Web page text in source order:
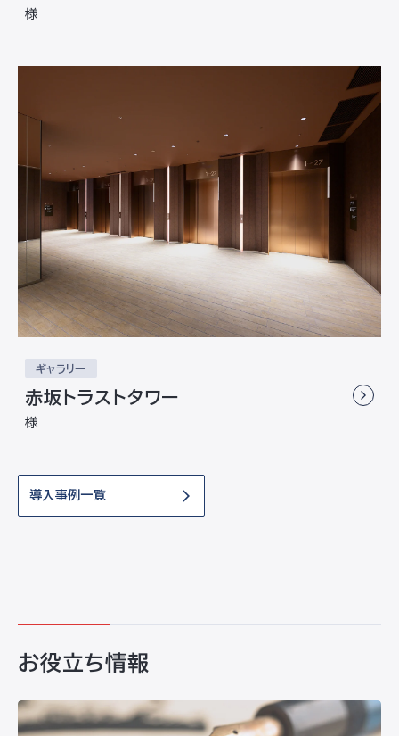
様
ギャラリー
赤坂トラストタワー
様
導入事例一覧
お役立ち情報